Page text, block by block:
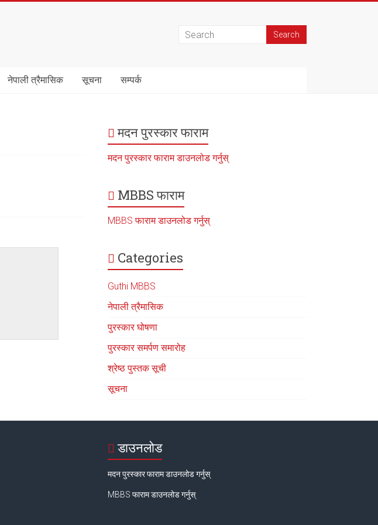
नेपाली त्रैमासिक सूचना सम्पर्क
मदन पुरस्कार फाराम
मदन पुरस्कार फाराम डाउनलोड गर्नुस्
MBBS फाराम
MBBS फाराम डाउनलोड गर्नुस्
Categories
Guthi MBBS
नेपाली त्रैमासिक
पुरस्कार घोषणा
पुरस्कार समर्पण समारोह
श्रेष्ठ पुस्तक सूची
सूचना
डाउनलोड
मदन पुरस्कार फाराम डाउनलोड गर्नुस्
MBBS फाराम डाउनलोड गर्नुस्